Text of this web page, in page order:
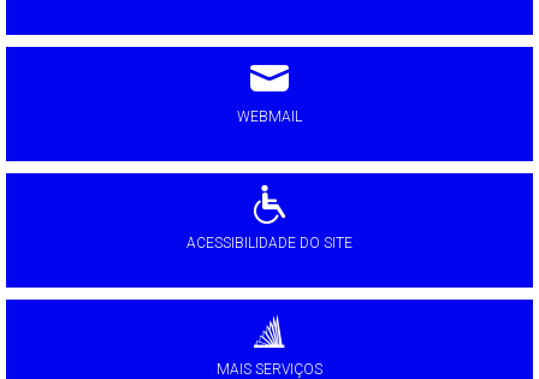
WEBMAIL
ACESSIBILIDADE DO SITE
MAIS SERVIÇOS